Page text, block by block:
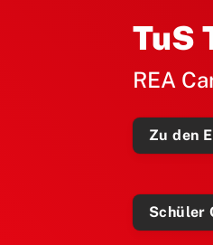
TuS
REA
Zu den
Schüler